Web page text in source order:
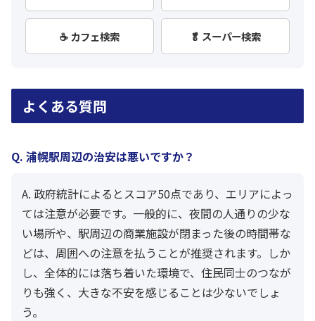
☕ カフェ検索 🥬 スーパー検索
よくある質問
Q. 浦幌駅周辺の治安は悪いですか？
A. 政府統計によるとスコア50点であり、エリアによっ
ては注意が必要です。一般的に、夜間の人通りの少な
い場所や、駅周辺の商業施設が閉まった後の時間帯な
どは、周囲への注意を払うことが推奨されます。しか
し、全体的には落ち着いた環境で、住民同士のつなが
りも強く、大きな不安を感じることは少ないでしょ
う。